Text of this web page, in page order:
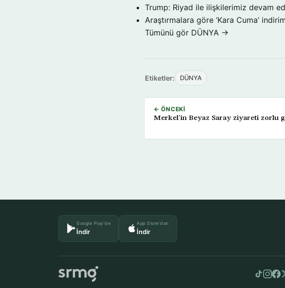
Trump: Riyad ile ilişkilerimiz devam
Araştırmalara göre ‘Kara Cuma’
Tümünü gör DÜNYA →
Etiketler: DÜNYA
← ÖNCEKI
Merkel’in Beyaz Saray ziyareti zorlu
Google Play'de
İndir
App Store'dan
İndir